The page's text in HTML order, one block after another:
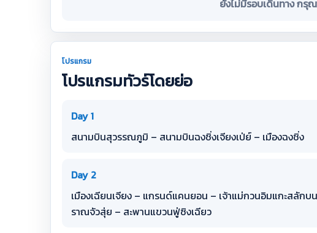
ยังไม่มีรอบเดินทาง กรุ
โปรแกรม
โปรแกรมทัวร์โดยย่อ
Day 1
สนามบินสุวรรณภูมิ – สนามบินฉงชิ่งเจียงเป่ย์ – เมืองฉงชิ่ง
Day 2
เมืองเฉียนเจียง – แกรนด์แคนยอน – เจ้าแม่กวนอิมแกะสลัก
ราณจัวสุ่ย – สะพานแขวนฟู่ซิงเฉียว